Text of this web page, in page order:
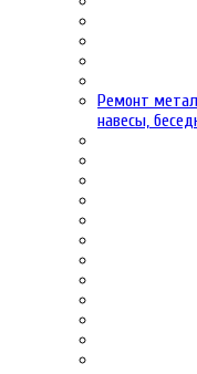
Ремонт
навесы,